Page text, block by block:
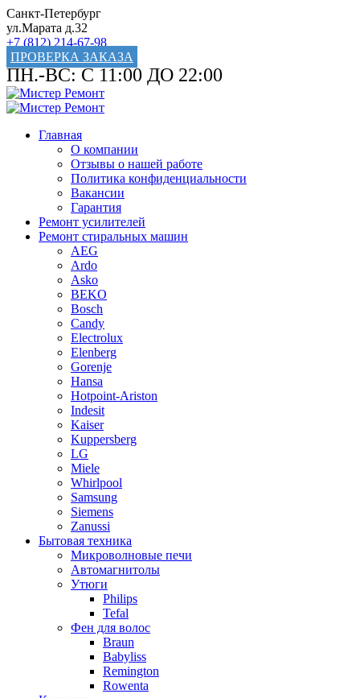
Санкт-Петербург
ул.Марата д.32
+7 (812) 214-67-98
ПРОВЕРКА ЗАКАЗА
ПН.-ВС: С 11:00 ДО 22:00
Главная
О компании
Отзывы о нашей работе
Политика конфиденциальности
Вакансии
Гарантия
Ремонт усилителей
Ремонт стиральных машин
AEG
Ardo
Asko
BEKO
Bosch
Candy
Electrolux
Elenberg
Gorenje
Hansa
Hotpoint-Ariston
Indesit
Kaiser
Kuppersberg
LG
Miele
Whirlpool
Samsung
Siemens
Zanussi
Бытовая техника
Микроволновые печи
Автомагнитолы
Утюги
Philips
Tefal
Фен для волос
Braun
Babyliss
Remington
Rowenta